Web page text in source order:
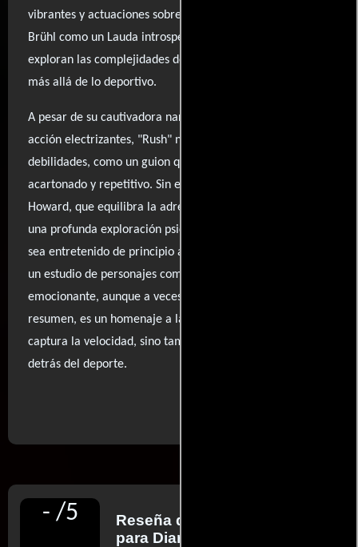
vibrantes y actuaciones sobresalientes, especialmente de
Brühl como un Lauda introspectivo y combativo, se
exploran las complejidades de su competencia, que va
más allá de lo deportivo.
A pesar de su cautivadora narrativa y momentos de
acción electrizantes, "Rush" no está exenta de ciertas
debilidades, como un guion que a veces se siente
acartonado y repetitivo. Sin embargo, la dirección de
Howard, que equilibra la adrenalina de las carreras con
una profunda exploración psicológica, hace que el film
sea entretenido de principio a fin. "Rush" logra ser tanto
un estudio de personajes como un espectáculo
emocionante, aunque a veces se sienta predecible. En
resumen, es un homenaje a la rivalidad que no solo
captura la velocidad, sino también el espíritu humano
detrás del deporte.
- /5 Reseña de
para Diario El País